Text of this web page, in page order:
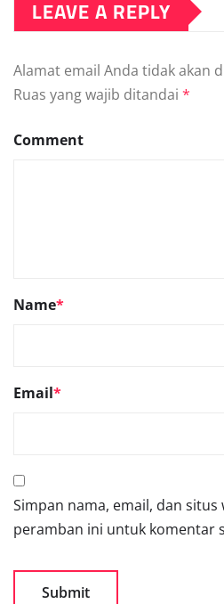
LEAVE A REPLY
Alamat email Anda tidak akan
Ruas yang wajib ditandai *
Comment
Name*
Email*
Simpan nama, email, dan situs
peramban ini untuk komentar